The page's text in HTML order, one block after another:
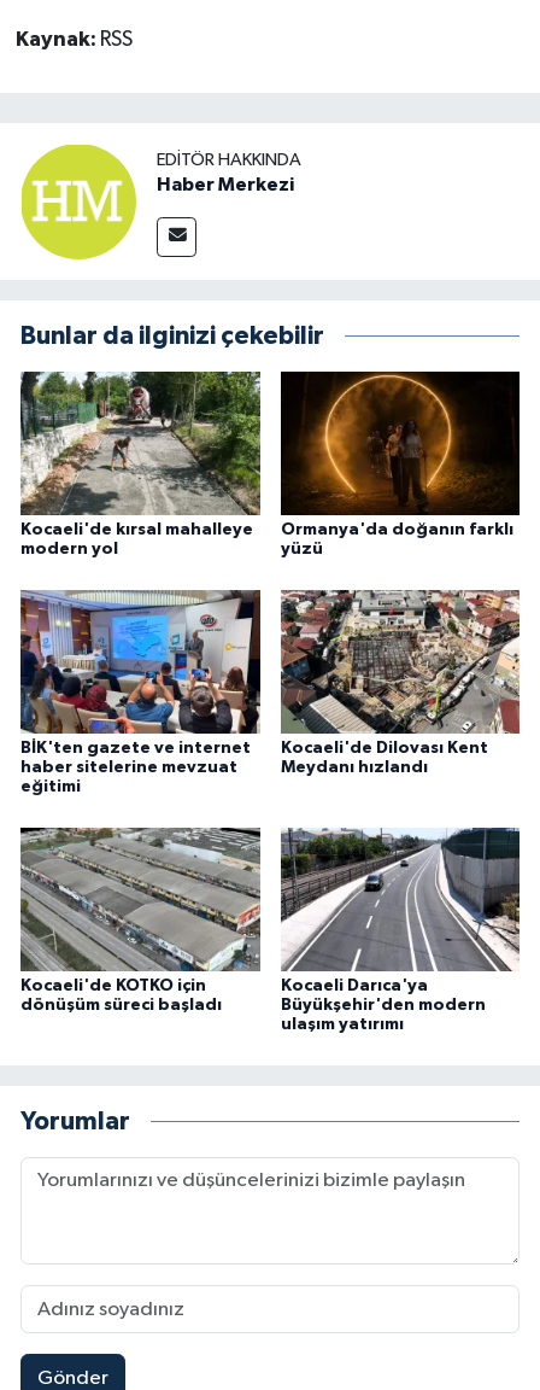
Kaynak: RSS
EDITÖR HAKKINDA
Haber Merkezi
Bunlar da ilginizi çekebilir
Kocaeli'de kırsal mahalleye
modern yol
Ormanya'da doğanın farklı
yüzü
BİK'ten gazete ve internet
haber sitelerine mevzuat
eğitimi
Kocaeli'de Dilovası Kent
Meydanı hızlandı
Kocaeli'de KOTKO için
dönüşüm süreci başladı
Kocaeli Darıca'ya
Büyükşehir'den modern
ulaşım yatırımı
Yorumlar
Gönder